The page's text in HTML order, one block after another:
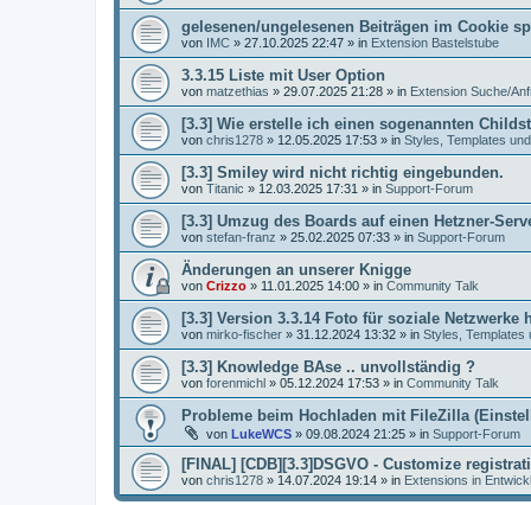
gelesenen/ungelesenen Beiträgen im Cookie
von IMC » 27.10.2025 22:47 » in Extension Bastelstube
3.3.15 Liste mit User Option
von matzethias » 29.07.2025 21:28 » in Extension Suche/
[3.3] Wie erstelle ich einen sogenannten
von chris1278 » 12.05.2025 17:53 » in Styles, Templates
[3.3] Smiley wird nicht richtig eingebunden.
von Titanic » 12.03.2025 17:31 » in Support-Forum
[3.3] Umzug des Boards auf einen Hetzner-
von stefan-franz » 25.02.2025 07:33 » in Support-Forum
Änderungen an unserer Knigge
von Crizzo » 11.01.2025 14:00 » in Community Talk
[3.3] Version 3.3.14 Foto für soziale Netzwerke
von mirko-fischer » 31.12.2024 13:32 » in Styles, Templates
[3.3] Knowledge BAse .. unvollständig ?
von forenmichl » 05.12.2024 17:53 » in Community Talk
Probleme beim Hochladen mit FileZilla
von LukeWCS » 09.08.2024 21:25 » in Support-Forum
[FINAL] [CDB][3.3]DSGVO - Customize
von chris1278 » 14.07.2024 19:14 » in Extensions in